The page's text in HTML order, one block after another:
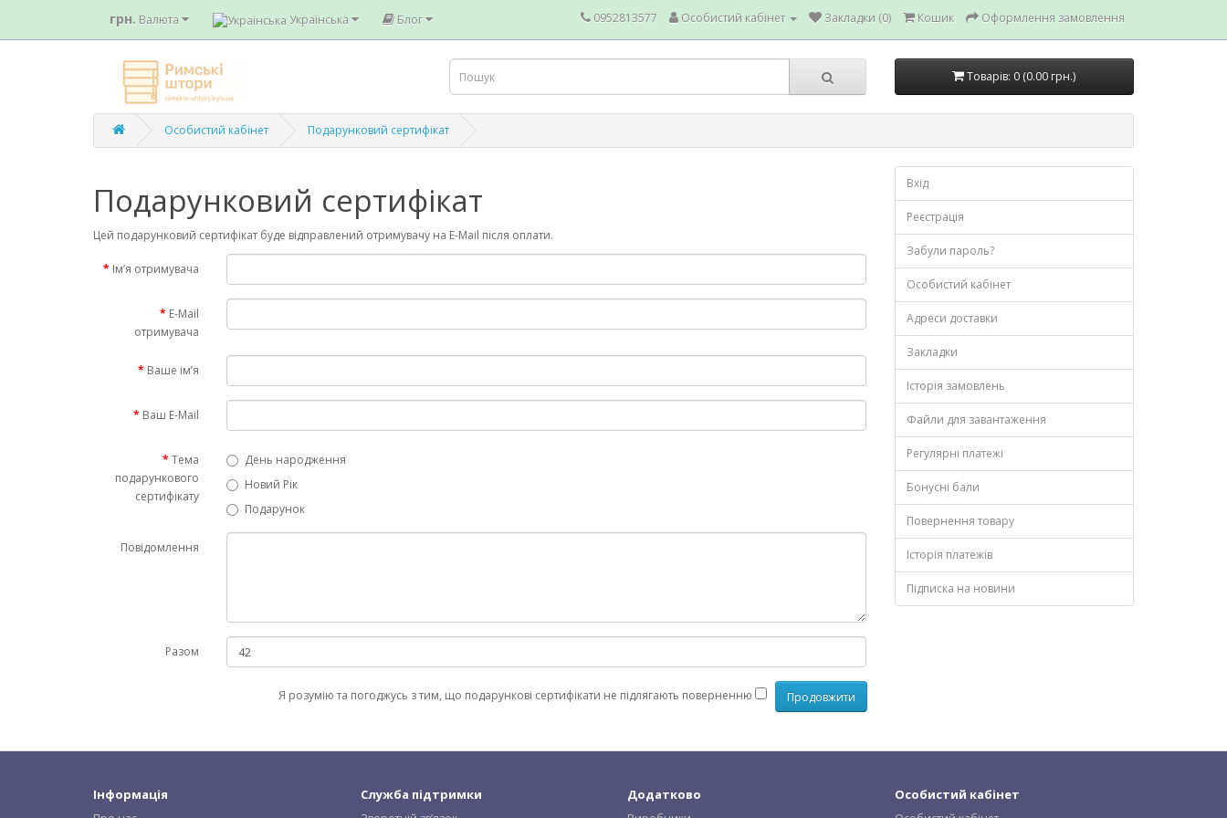
грн. Валюта Українська Блог 0952813577 Особистий кабінет Закладки (0) Кошик Оформлення замовлення
Товарів: 0 (0.00 грн.)
Особистий кабінет Подарунковий сертифікат
Подарунковий сертифікат
Цей подарунковий сертифікат буде відправлений отримувачу на E-Mail після оплати.
Ім’я отримувача
E-Mail
отримувача
Ваше ім’я
Ваш E-Mail
Тема
подарункового
сертифікату
День народження
Новий Рік
Подарунок
Повідомлення
Разом
Я розумію та погоджусь з тим, що подарункові сертифікати не підлягають поверненню
Вхід
Реєстрація
Забули пароль?
Особистий кабінет
Адреси доставки
Закладки
Історія замовлень
Файли для завантаження
Регулярні платежі
Бонусні бали
Повернення товару
Історія платежів
Підписка на новини
Інформація Служба підтримки Додатково Особистий кабінет